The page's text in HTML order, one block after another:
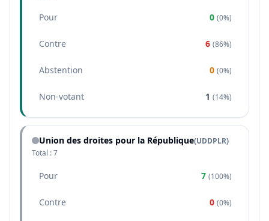
Pour 0 (0%)
Contre 6 (86%)
Abstention 0 (0%)
Non-votant 1 (14%)
Union des droites pour la République(UDDPLR)
Total :7
Pour 7 (100%)
Contre 0 (0%)